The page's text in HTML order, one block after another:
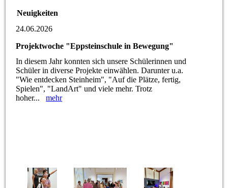
Neuigkeiten
24.06.2026
Projektwoche "Eppsteinschule in Bewegung"
In diesem Jahr konnten sich unsere Schülerinnen und
Schüler in diverse Projekte einwählen. Darunter u.a.
"Wie entdecken Steinheim", "Auf die Plätze, fertig,
Spielen", "LandArt" und viele mehr. Trotz
hoher...mehr